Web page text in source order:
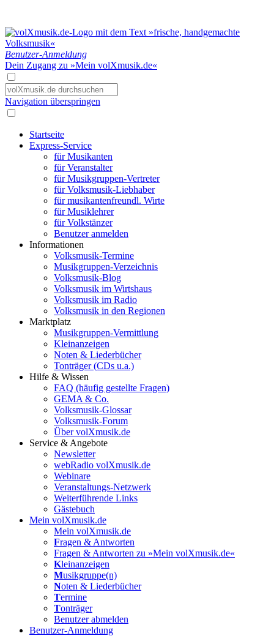
Benutzer-Anmeldung
Dein Zugang zu »Mein volXmusik.de«
Navigation überspringen
Startseite
Express-Service
für Musikanten
für Veranstalter
für Musikgruppen-Vertreter
für Volksmusik-Liebhaber
für musikantenfreundl. Wirte
für Musiklehrer
für Volkstänzer
Benutzer anmelden
Informationen
Volksmusik-Termine
Musikgruppen-Verzeichnis
Volksmusik-Blog
Volksmusik im Wirtshaus
Volksmusik im Radio
Volksmusik in den Regionen
Marktplatz
Musikgruppen-Vermittlung
Kleinanzeigen
Noten & Liederbücher
Tonträger (CDs u.a.)
Hilfe & Wissen
FAQ (häufig gestellte Fragen)
GEMA & Co.
Volksmusik-Glossar
Volksmusik-Forum
Über volXmusik.de
Service & Angebote
Newsletter
webRadio volXmusik.de
Webinare
Veranstaltungs-Netzwerk
Weiterführende Links
Gästebuch
Mein volXmusik.de
Mein volXmusik.de
Fragen & Antworten
Fragen & Antworten zu »Mein volXmusik.de«
Kleinanzeigen
Musikgruppe(n)
Noten & Liederbücher
Termine
Tonträger
Benutzer abmelden
Benutzer-Anmeldung